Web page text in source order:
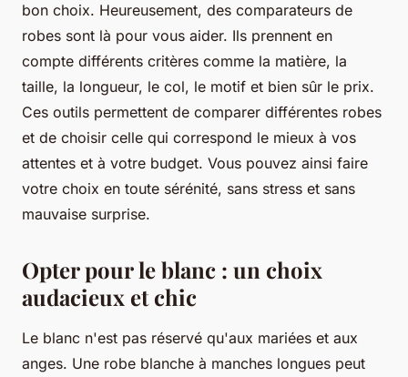
bon choix. Heureusement, des comparateurs de
robes sont là pour vous aider. Ils prennent en
compte différents critères comme la matière, la
taille, la longueur, le col, le motif et bien sûr le prix.
Ces outils permettent de comparer différentes robes
et de choisir celle qui correspond le mieux à vos
attentes et à votre budget. Vous pouvez ainsi faire
votre choix en toute sérénité, sans stress et sans
mauvaise surprise.
Opter pour le blanc : un choix
audacieux et chic
Le blanc n'est pas réservé qu'aux mariées et aux
anges. Une robe blanche à manches longues peut